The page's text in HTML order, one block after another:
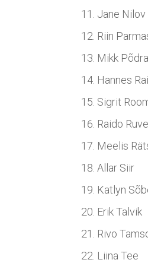
Jane Nilov
Riin
Mikk Põdra
Hannes
Sigrit
Raido
Meelis
Allar Siir
Katlyn
Erik Talvik
Rivo
Liina Tee